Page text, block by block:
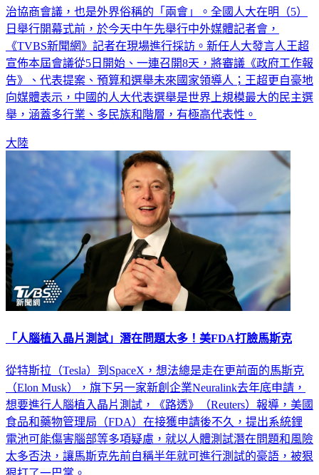
治協商會議，也是外界俗稱的「兩會」。全國人大在明（5）
日舉行開幕式前，於今天中午先舉行中外媒體記者會，
《TVBS新聞網》記者在現場進行採訪。新任人大發言人王超
宣佈本屆會議從5日開始、一連召開8天，將審議《政府工作報
告》、代表提案、預算和選舉未來國家領導人；王超更自豪地
向媒體表示，中國的人大代表選舉是世界上規模最大的民主選
舉，涵蓋多行業、多民族和階層，有極高代表性。
大陸
「人腦植入晶片測試」潛在問題太多！美FDA打臉馬斯克
從特斯拉（Tesla）到SpaceX，想法總是走在更前面的馬斯克
（Elon Musk），旗下另一家新創企業Neuralink去年底申請，
想要進行人腦植入晶片測試，《路透》（Reuters）報導，美國
食品和藥物管理局（FDA）在接獲申請後不久，提出系統鋰
電池可能傷害腦部等多項疑慮，就以人體測試潛在問題和風險
太多否決，讓馬斯克先前自稱半年就可進行測試的豪語，被狠